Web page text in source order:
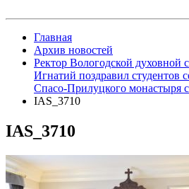
Главная
Архив новостей
Ректор Вологодской духовной
Игнатий поздравил студентов
Спасо-Прилуцкого монастыря
IAS_3710
IAS_3710